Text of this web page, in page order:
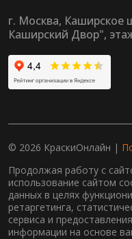
г. Москва, Каширское
Каширский Двор",
© 2026 КраскиОнлайн |
Продолжая работу с
использование сайтом
данных в целях
ретаргетинга,
сервиса и
информации на основе